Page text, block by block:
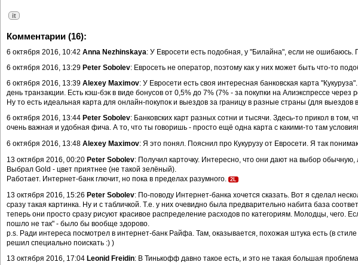
it
Комментарии (16):
6 октября 2016, 10:42 Anna Nezhinskaya: У Евросети есть подобная, у "Билайна", если не
6 октября 2016, 13:29 Peter Sobolev: Евросеть не оператор, поэтому как у них может быть что-то
6 октября 2016, 13:39 Alexey Maximov: У Евросети есть своя интересная банковская карта
день транзакции. Есть кэш-бэк в виде бонусов от 0,5% до 7% (7% - за покупки на Алиэкспрессе
Ну то есть идеальная карта для онлайн-покупок и выездов за границу в разные страны (для
6 октября 2016, 13:44 Peter Sobolev: Банковских карт разных сотни и тысячи. Здесь-то прикол в
очень важная и удобная фича. А то, что ты говоришь - просто ещё одна карта с какими-то там
6 октября 2016, 13:48 Alexey Maximov: Я это понял. Пояснил про Кукурузу от Евросети. Я так
13 октября 2016, 00:20 Peter Sobolev: Получил карточку. Интересно, что они дают на выбор
Выбрал Gold - цвет приятнее (не такой зелёный).
Работает. Интернет-банк глючит, но пока в пределах разумного. 2L
13 октября 2016, 15:26 Peter Sobolev: По-поводу Интернет-банка хочется сказать. Вот я сделал
сразу такая картинка. Ну и с табличкой. Т.е. у них очевидно была предварительно набита база
теперь они просто сразу рисуют красивое распределение расходов по категориям. Молодцы, чего.
пошло не так" - было бы вообще здорово.
p.s. Ради интереса посмотрел в интернет-банк Райфа. Там, оказывается, похожая штука есть (в стиле
решил специально поискать :) )
13 октября 2016, 17:04 Leonid Freidin: В Тинькофф давно такое есть, и это не такая большая